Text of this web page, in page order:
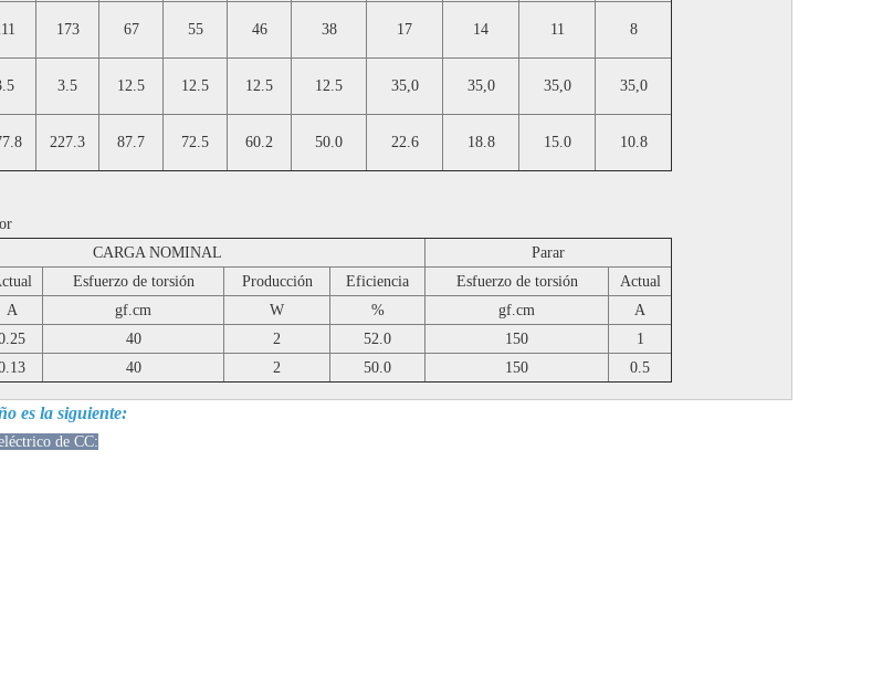
173 67 55 46 38 17 14 11 8
3.5 12.5 12.5 12.5 12.5 35,0 35,0 35,0 35,0
227.3 87.7 72.5 60.2 50.0 22.6 18.8 15.0 10.8
CARGA NOMINAL
Parar
Esfuerzo de torsión Producción Eficiencia Esfuerzo de torsión
Actual
A gf.cm W % gf.cm
A
40 2 52.0 150
1
40 2 50.0 150 0.5
es la siguiente:
de CC: